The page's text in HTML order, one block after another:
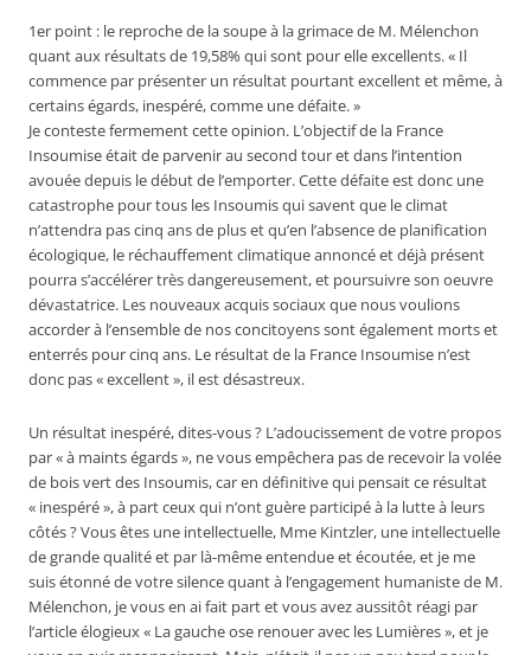
1er point : le reproche de la soupe à la grimace de M. Mélenchon
quant aux résultats de 19,58% qui sont pour elle excellents. « Il
commence par présenter un résultat pourtant excellent et même, à
certains égards, inespéré, comme une défaite. »
Je conteste fermement cette opinion. L’objectif de la France
Insoumise était de parvenir au second tour et dans l’intention
avouée depuis le début de l’emporter. Cette défaite est donc une
catastrophe pour tous les Insoumis qui savent que le climat
n’attendra pas cinq ans de plus et qu’en l’absence de planification
écologique, le réchauffement climatique annoncé et déjà présent
pourra s’accélérer très dangereusement, et poursuivre son oeuvre
dévastatrice. Les nouveaux acquis sociaux que nous voulions
accorder à l’ensemble de nos concitoyens sont également morts et
enterrés pour cinq ans. Le résultat de la France Insoumise n’est
donc pas « excellent », il est désastreux.
Un résultat inespéré, dites-vous ? L’adoucissement de votre propos
par « à maints égards », ne vous empêchera pas de recevoir la volée
de bois vert des Insoumis, car en définitive qui pensait ce résultat
« inespéré », à part ceux qui n’ont guère participé à la lutte à leurs
côtés ? Vous êtes une intellectuelle, Mme Kintzler, une intellectuelle
de grande qualité et par là-même entendue et écoutée, et je me
suis étonné de votre silence quant à l’engagement humaniste de M.
Mélenchon, je vous en ai fait part et vous avez aussitôt réagi par
l’article élogieux « La gauche ose renouer avec les Lumières », et je